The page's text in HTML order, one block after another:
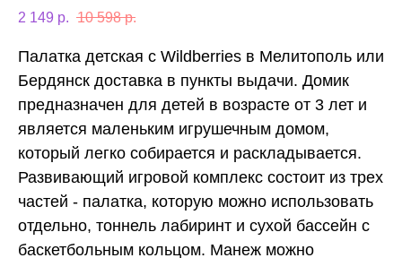
2 149 р. 10 598 р.
Палатка детская с Wildberries в Мелитополь или
Бердянск доставка в пункты выдачи. Домик
предназначен для детей в возрасте от 3 лет и
является маленьким игрушечным домом,
который легко собирается и раскладывается.
Развивающий игровой комплекс состоит из трех
частей - палатка, которую можно использовать
отдельно, тоннель лабиринт и сухой бассейн с
баскетбольным кольцом. Манеж можно